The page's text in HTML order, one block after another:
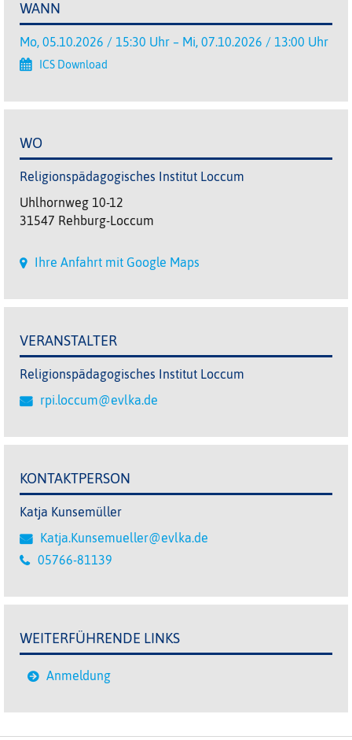
WANN
Mo, 05.10.2026 / 15:30 Uhr – Mi, 07.10.2026 / 13:00 Uhr
ICS Download
WO
Religionspädagogisches Institut Loccum
Uhlhornweg 10-12
31547 Rehburg-Loccum
Ihre Anfahrt mit Google Maps
VERANSTALTER
Religionspädagogisches Institut Loccum
rpi.loccum@evlka.de
KONTAKTPERSON
Katja Kunsemüller
Katja.Kunsemueller@evlka.de
05766-81139
WEITERFÜHRENDE LINKS
Anmeldung